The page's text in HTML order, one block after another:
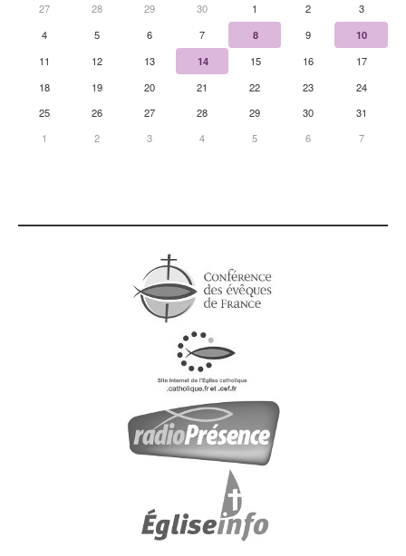
27
28 29 30 1 2
3
4
5 6 7 8 9
10
11
12 13 14 15 16
17
18
19 20 21 22 23
24
25
26 27 28 29 30
31
1
2 3 4 5 6 7